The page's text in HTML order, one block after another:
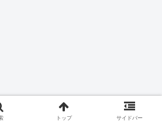
トップ サイドバー